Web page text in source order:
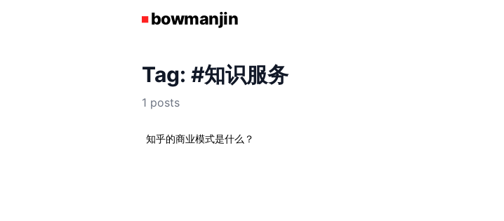
Tag: #知识服务
1 posts
知乎的商业模式是什么？